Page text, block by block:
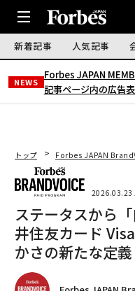
新着記事 人気記事
NEWS
Forbes JAPAN
記事ページ内の広告
トップ Forbes JAPAN
2026.03.23
ステータスから「
井住友カード
かさの新たな定義